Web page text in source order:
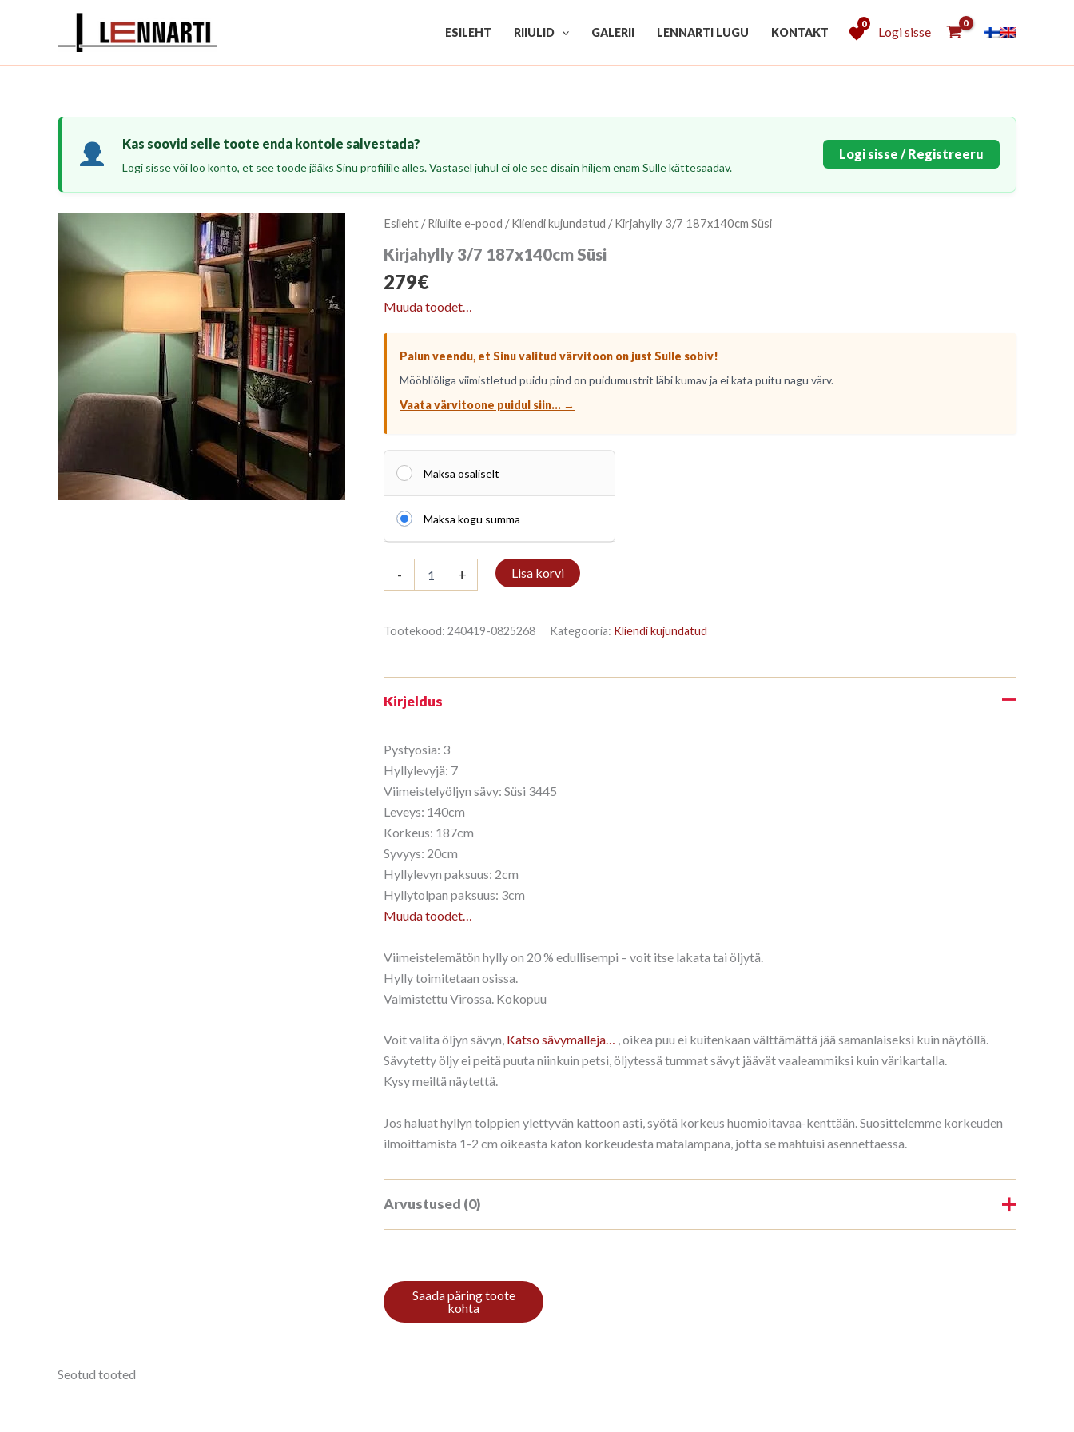
ESILEHT RIIULID GALERII LENNARTI LUGU KONTAKT
0
Logi sisse
Kas soovid selle toote enda kontole salvestada?
Logi sisse või loo konto, et see toode jääks Sinu profiilile alles. Vastasel juhul ei ole see disain hiljem enam Sulle kättesaadav.
Logi sisse / Registreeru
Esileht /Riiulite e-pood /Kliendi kujundatud / Kirjahylly 3/7 187x140cm Süsi
Kirjahylly 3/7 187x140cm Süsi
279€
Muuda toodet…
Palun veendu, et Sinu valitud värvitoon on just Sulle sobiv!
Mööbliõliga viimistletud puidu pind on puidumustrit läbi kumav ja ei kata puitu nagu värv.
Vaata värvitoone puidul siin... →
Maksa osaliselt
Maksa kogu summa
-
3/7
Süsi
kogus
+ Lisa korvi
Tootekood: 240419-0825268 Kategooria: Kliendi kujundatud
Kirjeldus
Pystyosia: 3
Hyllylevyjä: 7
Viimeistelyöljyn sävy: Süsi 3445
Leveys: 140cm
Korkeus: 187cm
Syvyys: 20cm
Hyllylevyn paksuus: 2cm
Hyllytolpan paksuus: 3cm
Muuda toodet…
Viimeistelemätön hylly on 20 % edullisempi – voit itse lakata tai öljytä.
Hylly toimitetaan osissa.
Valmistettu Virossa. Kokopuu
Voit valita öljyn sävyn, Katso sävymalleja… , oikea puu ei kuitenkaan välttämättä jää samanlaiseksi kuin näytöllä.
Sävytetty öljy ei peitä puuta niinkuin petsi, öljytessä tummat sävyt jäävät vaaleammiksi kuin värikartalla.
Kysy meiltä näytettä.
Jos haluat hyllyn tolppien ylettyvän kattoon asti, syötä korkeus huomioitavaa-kenttään. Suosittelemme korkeuden
ilmoittamista 1-2 cm oikeasta katon korkeudesta matalampana, jotta se mahtuisi asennettaessa.
Arvustused (0)
Ole esimene, kes hindab toodet “Kirjahylly 3/7 187x140cm Süsi”
Seotud tooted